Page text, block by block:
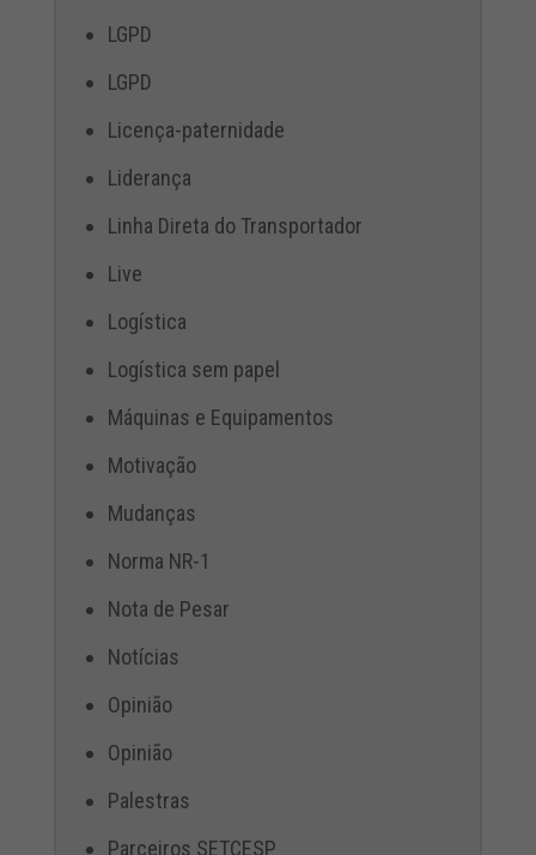
LGPD
LGPD
Licença-paternidade
Liderança
Linha Direta do Transportador
Live
Logística
Logística sem papel
Máquinas e Equipamentos
Motivação
Mudanças
Norma NR-1
Nota de Pesar
Notícias
Opinião
Opinião
Palestras
Parceiros SETCESP